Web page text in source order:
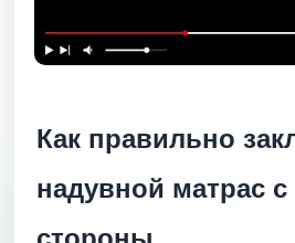
Как правильно
надувной матрас